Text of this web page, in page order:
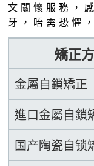
文關懷服務，
牙，唔需恐懼
矯正
金屬自鎖矯正
進口金屬自鎖
国产陶瓷自锁